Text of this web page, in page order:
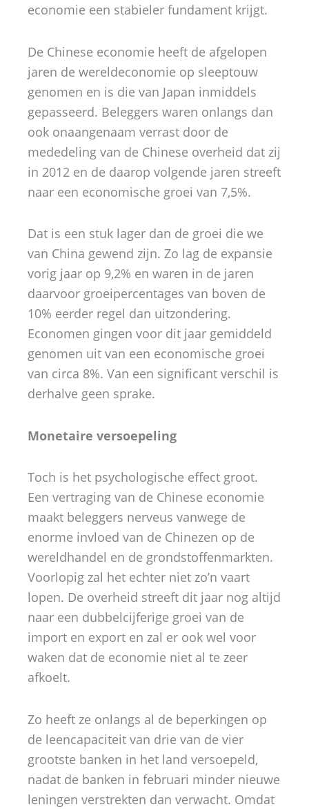
economie een stabieler fundament krijgt.
De Chinese economie heeft de afgelopen
jaren de wereldeconomie op sleeptouw
genomen en is die van Japan inmiddels
gepasseerd. Beleggers waren onlangs dan
ook onaangenaam verrast door de
mededeling van de Chinese overheid dat zij
in 2012 en de daarop volgende jaren streeft
naar een economische groei van 7,5%.
Dat is een stuk lager dan de groei die we
van China gewend zijn. Zo lag de expansie
vorig jaar op 9,2% en waren in de jaren
daarvoor groeipercentages van boven de
10% eerder regel dan uitzondering.
Economen gingen voor dit jaar gemiddeld
genomen uit van een economische groei
van circa 8%. Van een significant verschil is
derhalve geen sprake.
Monetaire versoepeling
Toch is het psychologische effect groot.
Een vertraging van de Chinese economie
maakt beleggers nerveus vanwege de
enorme invloed van de Chinezen op de
wereldhandel en de grondstoffenmarkten.
Voorlopig zal het echter niet zo’n vaart
lopen. De overheid streeft dit jaar nog altijd
naar een dubbelcijferige groei van de
import en export en zal er ook wel voor
waken dat de economie niet al te zeer
afkoelt.
Zo heeft ze onlangs al de beperkingen op
de leencapaciteit van drie van de vier
grootste banken in het land versoepeld,
nadat de banken in februari minder nieuwe
leningen verstrekten dan verwacht. Omdat